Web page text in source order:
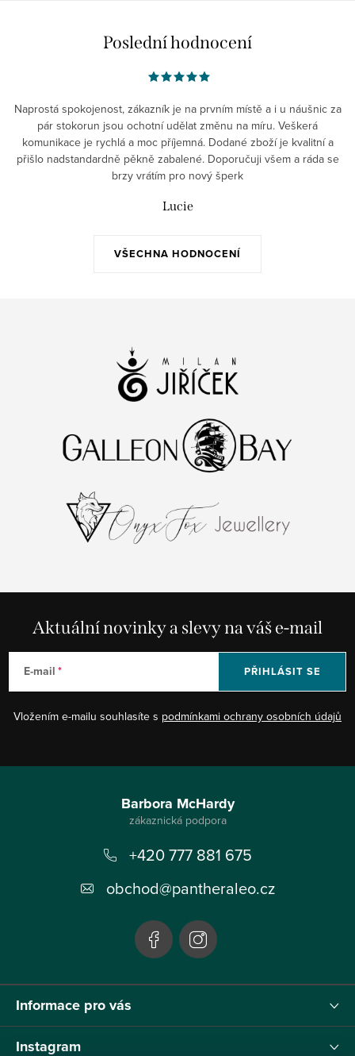
Poslední hodnocení
VŠECHNA HODNOCENÍ
Naprostá spokojenost, zákazník je na prvním místě a i u náušnic za
pár stokorun jsou ochotní udělat změnu na míru. Veškerá
komunikace je rychlá a moc příjemná. Dodané zboží je kvalitní a
přišlo nadstandardně pěkně zabalené. Doporučuji všem a ráda se
brzy vrátím pro nový šperk
Lucie
Aktuální novinky a slevy na váš e-mail
E-mail
Vložením e-mailu souhlasíte s podmínkami ochrany osobních údajů
PŘIHLÁSIT SE
Informace pro vás
Instagram
Barbora McHardy
+420 777 881 675
obchod@pantheraleo.cz